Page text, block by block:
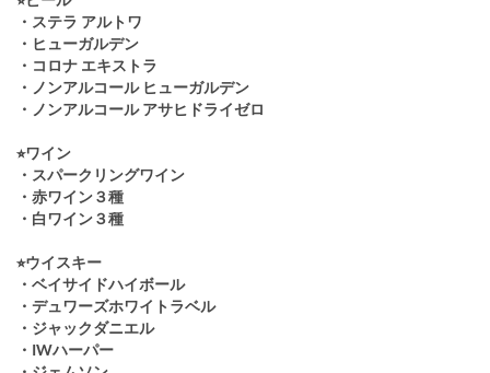
・ステラ アルトワ
・ヒューガルデン
・コロナ エキストラ
・ノンアルコール ヒューガルデン
・ノンアルコール アサヒドライゼロ
⭐︎ワイン
・スパークリングワイン
・赤ワイン３種
・白ワイン３種
⭐︎ウイスキー
・ベイサイドハイボール
・デュワーズホワイトラベル
・ジャックダニエル
・IWハーパー